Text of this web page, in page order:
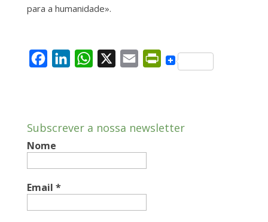
para a humanidade».
b
o
o
k
e
I
W
s
p
l
P
t
Subscrever a nossa newsletter
Nome
Email *